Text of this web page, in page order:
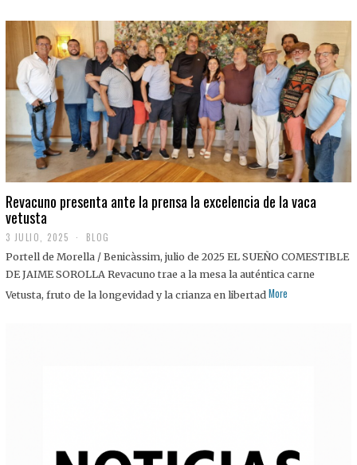
2
5
Revacuno presenta ante la prensa la excelencia de la vaca
vetusta
3 JULIO, 2025
J
U
I
BLOG
Portell de Morella / Benicàssim, julio de 2025 EL SUEÑO COMESTIBLE
DE JAIME SOROLLA Revacuno trae a la mesa la auténtica carne
Vetusta, fruto de la longevidad y la crianza en libertad More